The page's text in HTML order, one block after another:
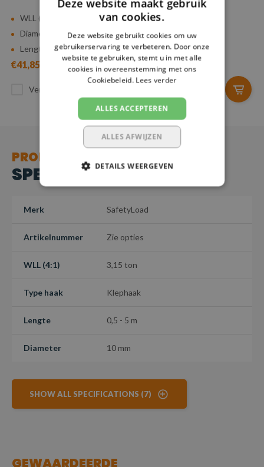
WLL (4:1): 1,12 ton
Diameter: 6 mm
Lengte: 0,5 - 5 m
€41,85
Vergelijk
WLL (4:1): 2 ton
Diameter: 8 mm
Lengte: 0,5 - 5 m
€56,17
PRODUCT
SPECIFICATIES
Merk SafetyLoad
Artikelnummer Zie opties
WLL (4:1) 3,15 ton
Type haak Klephaak
Lengte 0,5 - 5 m
Diameter 10 mm
SHOW ALL SPECIFICATIONS (7)
GEWAARDEERDE
Deze website maakt gebruik
van cookies.
Deze website gebruikt cookies om uw
gebruikerservaring te verbeteren. Door onze
website te gebruiken, stemt u in met alle
cookies in overeenstemming met ons
Cookiebeleid. Lees verder
ALLES ACCEPTEREN
ALLES AFWIJZEN
DETAILS WEERGEVEN